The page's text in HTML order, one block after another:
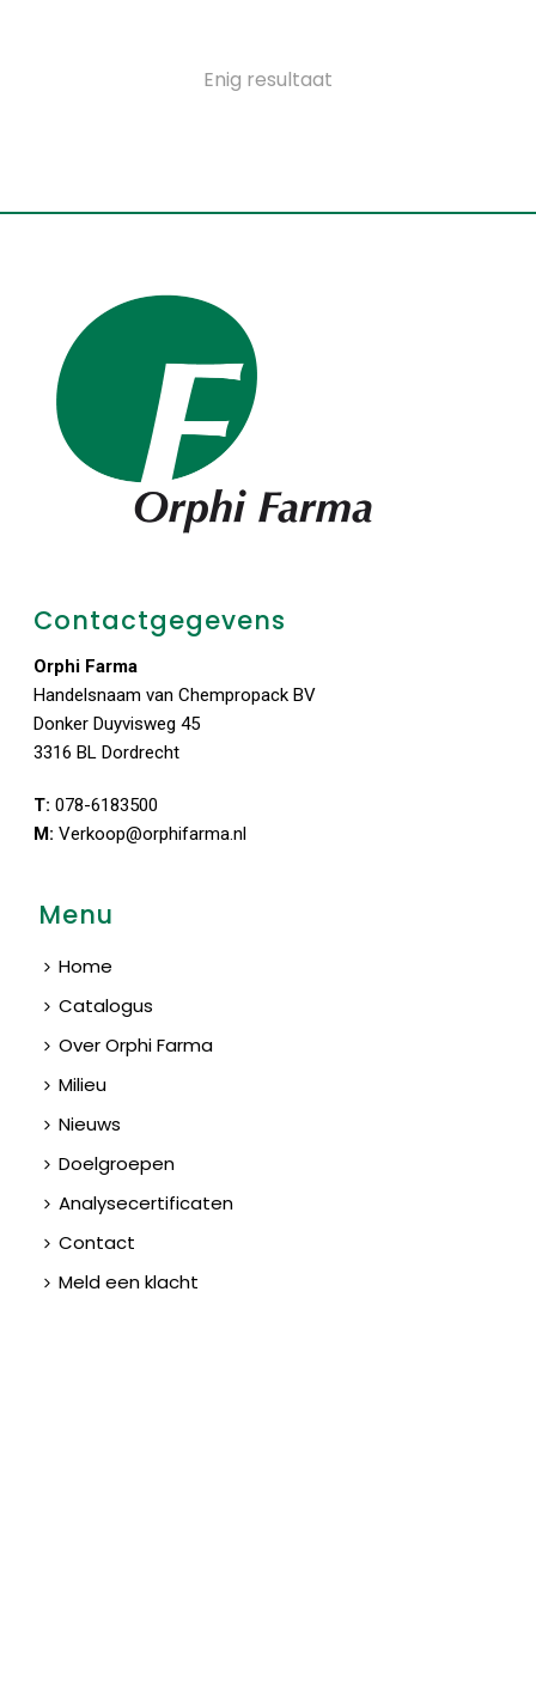
Enig resultaat
Contactgegevens
Orphi Farma
Handelsnaam van Chempropack BV
Donker Duyvisweg 45
3316 BL Dordrecht
T: 078-6183500
M: Verkoop@orphifarma.nl
Menu
Home
Catalogus
Over Orphi Farma
Milieu
Nieuws
Doelgroepen
Analysecertificaten
Contact
Meld een klacht